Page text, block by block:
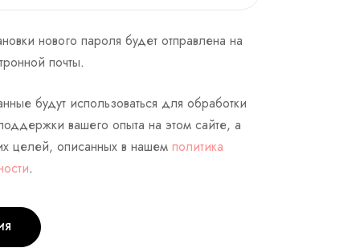
нового пароля будет отправлена ​​на
почты.
будут использоваться для обработки
вашего опыта на этом сайте, а
целей, описанных в нашем политика
.